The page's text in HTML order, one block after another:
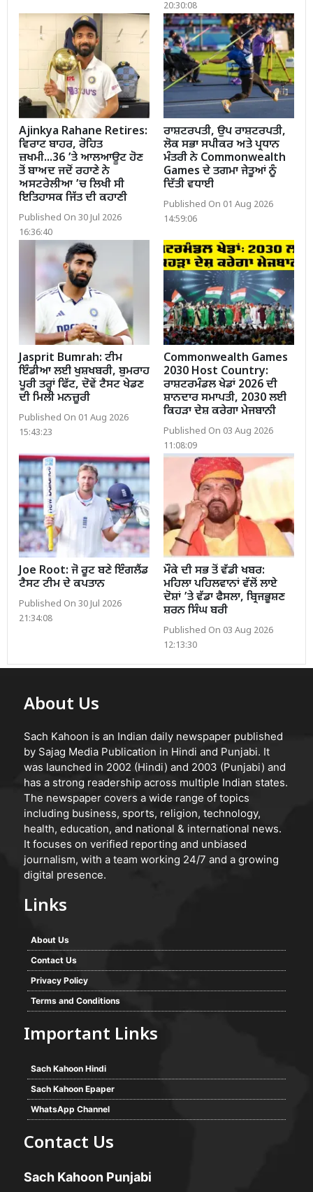
20:30:08
Ajinkya Rahane Retires:
ਵਿਰਾਟ ਬਾਹਰ, ਰੋਹਿਤ
ਜ਼ਖਮੀ...36 ’ਤੇ ਆਲਆਊਟ ਹੋਣ
ਤੋਂ ਬਾਅਦ ਜਦੋਂ ਰਹਾਣੇ ਨੇ
ਅਸਟਰੇਲੀਆ ’ਚ ਲਿਖੀ ਸੀ
ਇਤਿਹਾਸਕ ਜਿੱਤ ਦੀ ਕਹਾਣੀ
Published On 30 Jul 2026
16:36:40
ਰਾਸ਼ਟਰਪਤੀ, ਉਪ ਰਾਸ਼ਟਰਪਤੀ,
ਲੋਕ ਸਭਾ ਸਪੀਕਰ ਅਤੇ ਪ੍ਰਧਾਨ
ਮੰਤਰੀ ਨੇ Commonwealth
Games ਦੇ ਤਗਮਾ ਜੇਤੂਆਂ ਨੂੰ
ਦਿੱਤੀ ਵਧਾਈ
Published On 01 Aug 2026
14:59:06
Jasprit Bumrah: ਟੀਮ
ਇੰਡੀਆ ਲਈ ਖੁਸ਼ਖਬਰੀ, ਬੁਮਰਾਹ
ਪੂਰੀ ਤਰ੍ਹਾਂ ਫਿੱਟ, ਦੋਵੇਂ ਟੈਸਟ ਖੇਡਣ
ਦੀ ਮਿਲੀ ਮਨਜ਼ੂਰੀ
Published On 01 Aug 2026
15:43:23
Commonwealth Games
2030 Host Country:
ਰਾਸ਼ਟਰਮੰਡਲ ਖੇਡਾਂ 2026 ਦੀ
ਸ਼ਾਨਦਾਰ ਸਮਾਪਤੀ, 2030 ਲਈ
ਕਿਹੜਾ ਦੇਸ਼ ਕਰੇਗਾ ਮੇਜਬਾਨੀ
Published On 03 Aug 2026
11:08:09
Joe Root: ਜੋ ਰੂਟ ਬਣੇ ਇੰਗਲੈਂਡ
ਟੈਸਟ ਟੀਮ ਦੇ ਕਪਤਾਨ
Published On 30 Jul 2026
21:34:08
ਮੌਕੇ ਦੀ ਸਭ ਤੋਂ ਵੱਡੀ ਖਬਰ:
ਮਹਿਲਾ ਪਹਿਲਵਾਨਾਂ ਵੱਲੋਂ ਲਾਏ
ਦੋਸ਼ਾਂ ’ਤੇ ਵੱਡਾ ਫੈਸਲਾ, ਬ੍ਰਿਜਭੂਸ਼ਣ
ਸ਼ਰਨ ਸਿੰਘ ਬਰੀ
Published On 03 Aug 2026
12:13:30
About Us
Sach Kahoon is an Indian daily newspaper published
by Sajag Media Publication in Hindi and Punjabi. It
was launched in 2002 (Hindi) and 2003 (Punjabi) and
has a strong readership across multiple Indian states.
The newspaper covers a wide range of topics
including business, sports, religion, technology,
health, education, and national & international news.
It focuses on verified reporting and unbiased
journalism, with a team working 24/7 and a growing
digital presence.
Links
About Us
Contact Us
Privacy Policy
Terms and Conditions
Important Links
Sach Kahoon Hindi
Sach Kahoon Epaper
WhatsApp Channel
Contact Us
Sach Kahoon Punjabi